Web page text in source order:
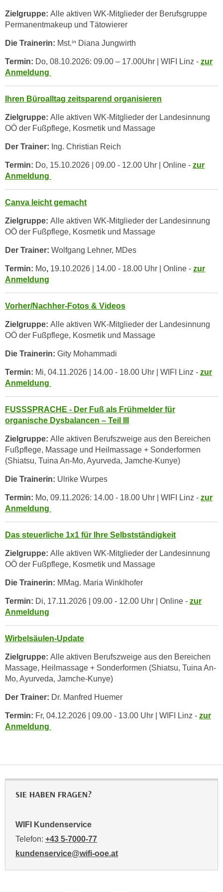
Zielgruppe: Alle aktiven WK-Mitglieder der Berufsgruppe
Permanentmakeup und Tätowierer
Die Trainerin: Mst.ⁱⁿ Diana Jungwirth
Termin: Do, 08.10.2026: 09.00 – 17.00Uhr | WIFI Linz - zur
Anmeldung
Ihren Büroalltag zeitsparend organisieren
Zielgruppe: Alle aktiven WK-Mitglieder der Landesinnung
OÖ der Fußpflege, Kosmetik und Massage
Der Trainer: Ing. Christian Reich
Termin: Do, 15.10.2026 | 09.00 - 12.00 Uhr | Online - zur
Anmeldung
Canva leicht gemacht
Zielgruppe: Alle aktiven WK-Mitglieder der Landesinnung
OÖ der Fußpflege, Kosmetik und Massage
Der Trainer: Wolfgang Lehner, MDes
Termin: Mo, 19.10.2026 | 14.00 - 18.00 Uhr | Online - zur
Anmeldung
Vorher/Nachher-Fotos & Videos
Zielgruppe: Alle aktiven WK-Mitglieder der Landesinnung
OÖ der Fußpflege, Kosmetik und Massage
Die Trainerin: Gity Mohammadi
Termin: Mi, 04.11.2026 | 14.00 - 18.00 Uhr | WIFI Linz - zur
Anmeldung
FUSSSPRACHE - Der Fuß als Frühmelder für
organische Dysbalancen – Teil III
Zielgruppe: Alle aktiven Berufszweige aus den Bereichen
Fußpflege, Massage und Heilmassage + Sonderformen
(Shiatsu, Tuina An-Mo, Ayurveda, Jamche-Kunye)
Die Trainerin: Ulrike Wurpes
Termin: Mo, 09.11.2026: 14.00 - 18.00 Uhr | WIFI Linz - zur
Anmeldung
Das steuerliche 1x1 für Ihre Selbstständigkeit
Zielgruppe: Alle aktiven WK-Mitglieder der Landesinnung
OÖ der Fußpflege, Kosmetik und Massage
Die Trainerin: MMag. Maria Winklhofer
Termin: Di, 17.11.2026 | 09.00 - 12.00 Uhr | Online - zur
Anmeldung
Wirbelsäulen-Update
Zielgruppe: Alle aktiven Berufszweige aus den Bereichen
Massage, Heilmassage + Sonderformen (Shiatsu, Tuina An-
Mo, Ayurveda, Jamche-Kunye)
Der Trainer: Dr. Manfred Huemer
Termin: Fr, 04.12.2026 | 09.00 - 13.00 Uhr | WIFI Linz - zur
Anmeldung
SIE HABEN FRAGEN?
WIFI Kundenservice
Telefon: +43 5-7000-77
kundenservice@wifi-ooe.at
t
i
r
e
n
,
m
a
l
e
A
r
t
n
o
C
o
k
i
e
z
u
a
z
e
t
i
e
r
n
o
d
e
r
k
i
c
k
S
i
e
a
u
"
E
s
n